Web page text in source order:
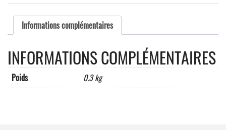
Informations complémentaires
INFORMATIONS COMPLÉMENTAIRES
Poids 0.3 kg